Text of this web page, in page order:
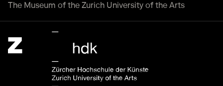
The Museum of the Zurich University of the Arts